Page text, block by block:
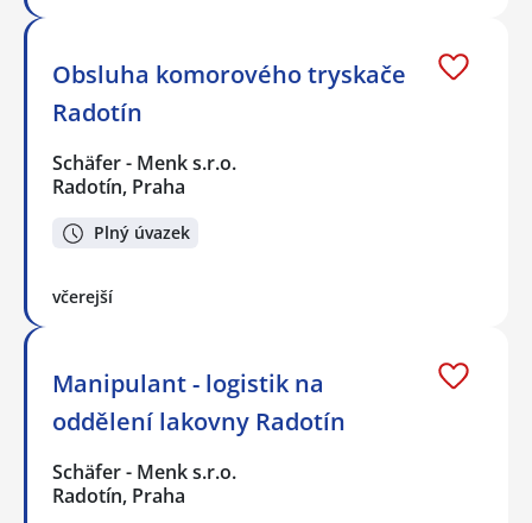
Obsluha komorového tryskače
Radotín
Schäfer - Menk s.r.o.
Radotín, Praha
Plný úvazek
včerejší
Manipulant - logistik na
oddělení lakovny Radotín
Schäfer - Menk s.r.o.
Radotín, Praha